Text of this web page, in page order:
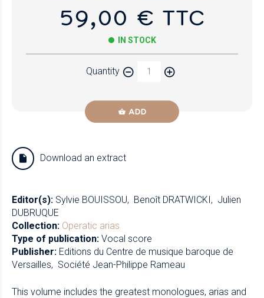
59,00 € TTC
IN STOCK
Quantity
ADD
Download an extract
Editor(s): Sylvie BOUISSOU Benoît DRATWICKI
Julien
DUBRUQUE
Collection: Operatic arias
Type of publication: Vocal score
Publisher: Editions du Centre de musique baroque de
Versailles
Société Jean-Philippe Rameau
This volume includes the greatest monologues, arias and